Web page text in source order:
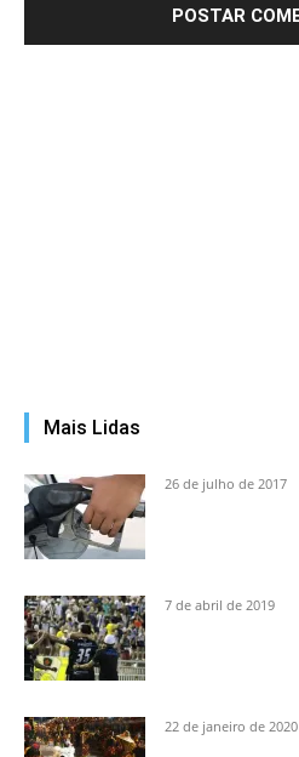
Mais Lidas
26 de julho de 2017
7 de abril de 2019
22 de janeiro de 2020